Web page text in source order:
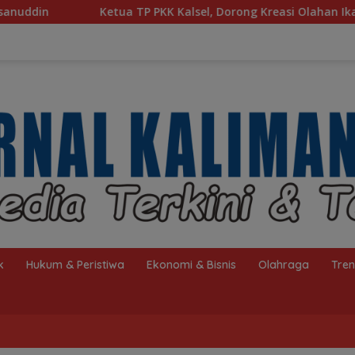
Kalsel, Dorong Kreasi Olahan Ikan Hingga Tingkat Nasional
Hukum & Peristiwa Ekonomi & Bisnis Olahraga